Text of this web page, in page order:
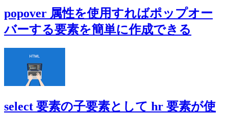
popover 属性を使用すればポップオー
バーする要素を簡単に作成できる
select 要素の子要素として hr 要素が使